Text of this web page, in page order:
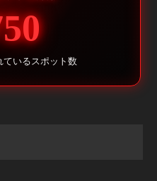
ているスポット数